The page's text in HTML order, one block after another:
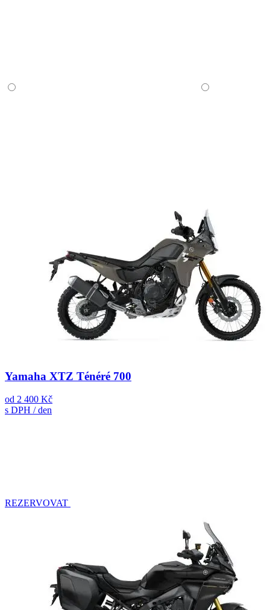
Yamaha XTZ Ténéré 700
od 2 400 Kč
s DPH / den
REZERVOVAT